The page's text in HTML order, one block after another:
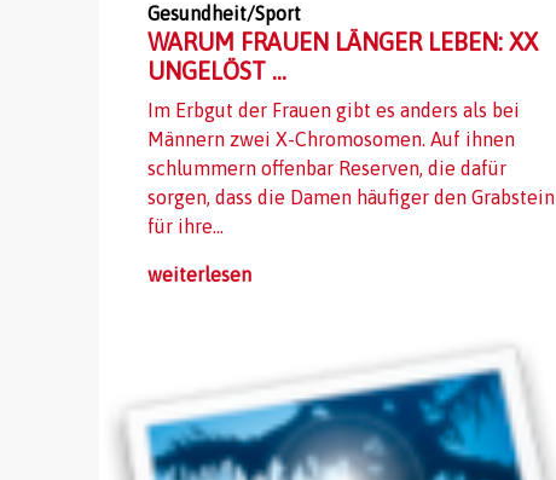
Gesundheit/Sport
WARUM FRAUEN LÄNGER LEBEN: XX
UNGELÖST ...
Im Erbgut der Frauen gibt es anders als bei
Männern zwei X-Chromosomen. Auf ihnen
schlummern offenbar Reserven, die dafür
sorgen, dass die Damen häufiger den Grabstein
für ihre...
weiterlesen